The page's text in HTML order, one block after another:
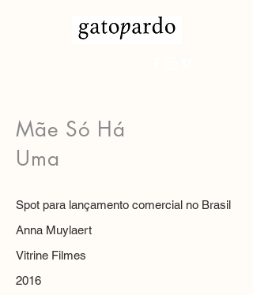
Mãe Só Há
Uma
Spot para lançamento comercial no Brasil
Anna Muylaert
Vitrine Filmes
2016